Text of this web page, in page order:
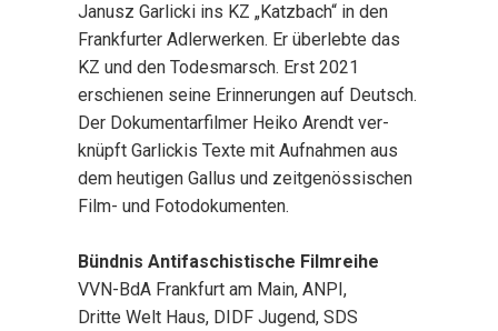
Janusz Gar­li­cki ins KZ „Katz­bach“ in den
Frank­fur­ter Adler­wer­ken. Er über­leb­te das
KZ und den Todes­marsch. Erst 2021
erschie­nen sei­ne Erin­ne­run­gen auf Deutsch.
Der Doku­men­tar­fil­mer Hei­ko Are­ndt ver­
knüpft Gar­li­ckis Tex­te mit Auf­nah­men aus
dem heu­ti­gen Gal­lus und zeit­ge­nös­si­schen
Film- und Foto­do­ku­men­ten.
Bünd­nis Anti­fa­schis­ti­sche Film­rei­he
VVN-BdA Frank­furt am Main, ANPI,
Drit­te Welt Haus, DIDF Jugend, SDS